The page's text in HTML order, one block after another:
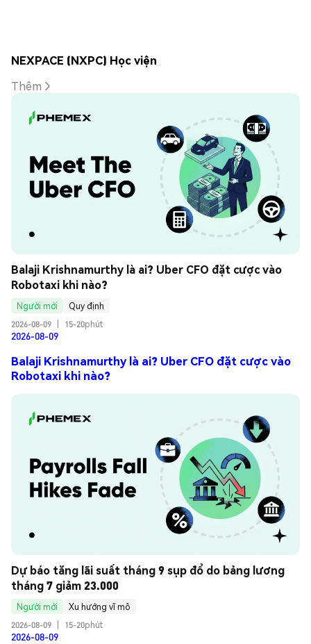
NEXPACE (NXPC) Học viện
Thêm
Balaji Krishnamurthy là ai? Uber CFO đặt cược vào
Robotaxi khi nào?
Người mới
Quy định
2026-08-09
15-20phút
2026-08-09
Balaji Krishnamurthy là ai? Uber CFO đặt cược vào
Robotaxi khi nào?
Dự báo tăng lãi suất tháng 9 sụp đổ do bảng lương
tháng 7 giảm 23.000
Người mới
Xu hướng vĩ mô
2026-08-09
15-20phút
2026-08-09